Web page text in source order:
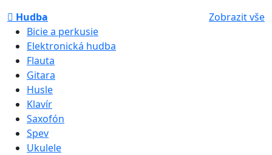
Hudba
Zobrazit vše
Bicie a perkusie
Elektronická hudba
Flauta
Gitara
Husle
Klavír
Saxofón
Spev
Ukulele